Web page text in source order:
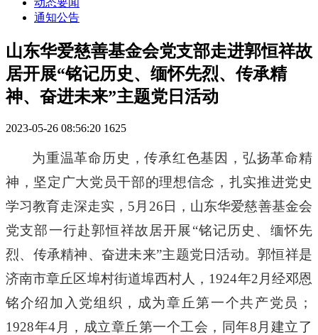
动态要闻
通知公告
山东华爱慈善基金会党支部走进郭恒祥故
居开展“铭记历史、缅怀先烈、传承精
神、奋进未来”主题党日活动
2023-05-26 08:56:20 1625
为重温革命历史，传承红色基因，弘扬革命精
神，坚定广大党员干部的理想信念，扎实推进党史
学习教育走深走实， 5月26日 ， 山东华爱慈善基金会
党支部一行赴郭恒祥故居开展“铭记历史、缅怀先
烈、传承精神、奋进未来”主题党日活动。郭恒祥是
济南市章丘区埠村街道埠西村人， 1924年2月经邓恩
铭介绍加入党组织，成为章丘第一个共产党员；
1928年4月，成立章丘第一个工会，同年8月建立了